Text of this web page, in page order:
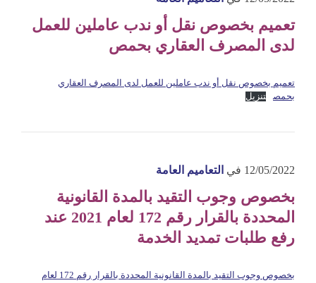
تعميم بخصوص نقل أو ندب عاملين للعمل
لدى المصرف العقاري بحمص
تعميم بخصوص نقل أو ندب عاملين للعمل لدى المصرف العقاري
بحمص
تنزيل
12/05/2022 في التعاميم العامة
بخصوص وجوب التقيد بالمدة القانونية
المحددة بالقرار رقم 172 لعام 2021 عند
رفع طلبات تمديد الخدمة
بخصوص وجوب التقيد بالمدة القانونية المحددة بالقرار رقم 172 لعام